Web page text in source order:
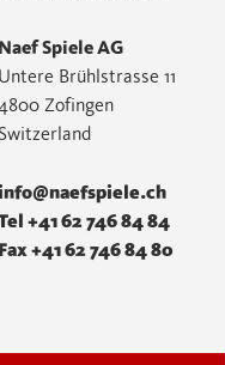
Naef Spiele AG
Untere Brühlstrasse 11
4800 Zofingen
Switzerland
+41 62 746 84 84
Fax +41 62 746 84 80